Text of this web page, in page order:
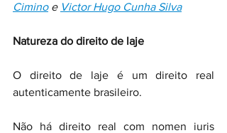
Cimino e Victor Hugo Cunha Silva
Natureza do direito de laje
O direito de laje é um direito real
autenticamente brasileiro.
Não há direito real com nomen iuris